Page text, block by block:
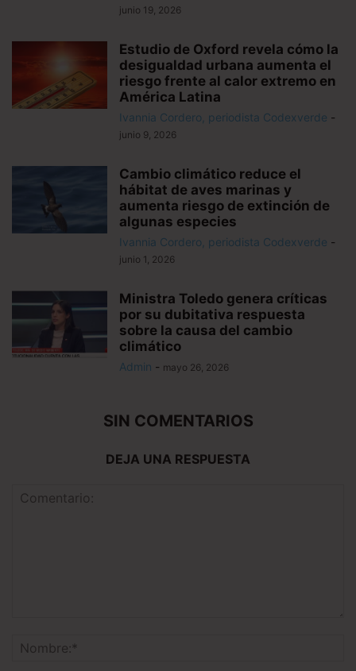
junio 19, 2026
Estudio de Oxford revela cómo la
desigualdad urbana aumenta el
riesgo frente al calor extremo en
América Latina
Ivannia Cordero, periodista Codexverde -
junio 9, 2026
Cambio climático reduce el
hábitat de aves marinas y
aumenta riesgo de extinción de
algunas especies
Ivannia Cordero, periodista Codexverde -
junio 1, 2026
Ministra Toledo genera críticas
por su dubitativa respuesta
sobre la causa del cambio
climático
Admin - mayo 26, 2026
SIN COMENTARIOS
DEJA UNA RESPUESTA